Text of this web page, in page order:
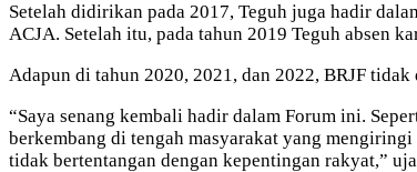
Setelah didirikan pada 2017, Teguh juga hadir
ACJA. Setelah itu, pada tahun 2019 Teguh absen
Adapun di tahun 2020, 2021, dan 2022, BRJF
“Saya senang kembali hadir dalam Forum ini.
berkembang di tengah masyarakat yang
tidak bertentangan dengan kepentingan rakyat,”